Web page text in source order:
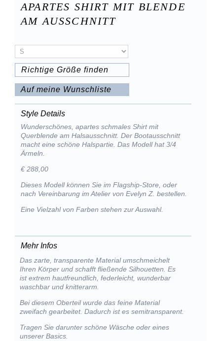
APARTES SHIRT MIT BLENDE
AM AUSSCHNITT
Richtige Größe finden
Auf meine Wunschliste
Style Details
Wunderschönes, apartes schmales Shirt mit
Querblende am Halsausschnitt. Der Bootausschnitt
macht eine schöne Halspartie. Das Modell hat 3/4
Ärmeln.
€ 288,00
Dieses Modell können Sie im Flagship-Store, oder
nach Vereinbarung im Atelier von Evelyn Z. bestellen.
Eine Vielzahl von Farben stehen zur Auswahl.
Mehr Infos
Das zarte, transparente Material umschmeichelt
Ihren Körper und schafft fließende Silhouetten. Es
ist extrem hautfreundlich, federleicht, wunderbar
waschbar und knitterarm.
Bei diesem Oberteil wurde das feine Material
zweifach gearbeitet. Dadurch ist es semitransparent.
Tragen Sie darunter schöne Wäsche oder eines
unserer Basics.